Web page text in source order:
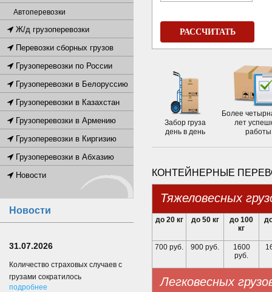
РАССЧИТАТЬ
Забор груза
день в день
Более
лет
работы
КОНТЕЙНЕРНЫЕ
Тяжеловесных
до 20 кг до 50 кг
до 100
кг
700 руб. 900 руб.
1600
руб.
Легковесных
Автоперевозки
Ж/д грузоперевозки
Перевозки сборных грузов
Грузоперевозки по России
Грузоперевозки в Белоруссию
Грузоперевозки в Казахстан
Грузоперевозки в Армению
Грузоперевозки в Киргизию
Грузоперевозки в Абхазию
Новости
Новости
31.07.2026
Количество страховых случаев с
грузами сократилось
подробнее